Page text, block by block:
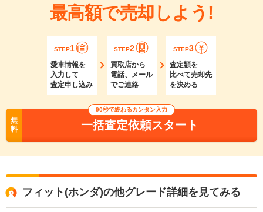
最高額で売却しよう!
STEP1
愛車情報を
入力して
査定申し込み
STEP2
買取店から
電話、メール
でご連絡
STEP3
査定額を
比べて売却先
を決める
無
料
90秒で終わるカンタン入力
一括査定依頼スタート
フィット(ホンダ)の他グレード詳細を見てみる